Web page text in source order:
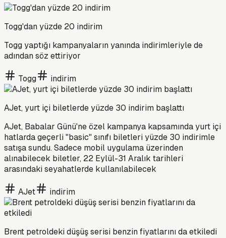
Togg'dan yüzde 20 indirim
Togg yaptığı kampanyaların yanında indirimleriyle de
adından söz ettiriyor
Togg indirim
AJet, yurt içi biletlerde yüzde 30 indirim başlattı
AJet, Babalar Günü'ne özel kampanya kapsamında yurt içi
hatlarda geçerli "basic" sınıfı biletleri yüzde 30 indirimle
satışa sundu. Sadece mobil uygulama üzerinden
alınabilecek biletler, 22 Eylül-31 Aralık tarihleri
arasındaki seyahatlerde kullanılabilecek
AJet indirim
Brent petroldeki düşüş serisi benzin fiyatlarını da etkiledi